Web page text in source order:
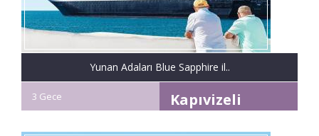
Yunan Adaları Blue Sapphire il..
3 Gece Kapıvizeli